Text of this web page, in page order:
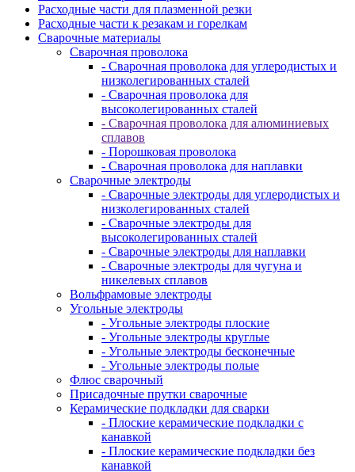
Расходные части для плазменной резки
Расходные части к резакам и горелкам
Сварочные материалы
Сварочная проволока
- Сварочная проволока для углеродистых и
низколегированных сталей
- Сварочная проволока для
высоколегированных сталей
- Сварочная проволока для алюминиевых
сплавов
- Порошковая проволока
- Сварочная проволока для наплавки
Сварочные электроды
- Сварочные электроды для углеродистых и
низколегированных сталей
- Сварочные электроды для
высоколегированных сталей
- Сварочные электроды для наплавки
- Сварочные электроды для чугуна и
никелевых сплавов
Вольфрамовые электроды
Угольные электроды
- Угольные электроды плоские
- Угольные электроды круглые
- Угольные электроды бесконечные
- Угольные электроды полые
Флюс сварочный
Присадочные прутки сварочные
Керамические подкладки для сварки
- Плоские керамические подкладки с
канавкой
- Плоские керамические подкладки без
канавкой